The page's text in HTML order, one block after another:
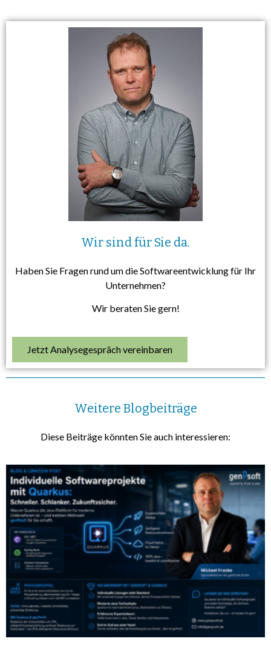
Wir sind für Sie da.
Haben Sie Fragen rund um die Softwareentwicklung für Ihr
Unternehmen?
Wir beraten Sie gern!
Jetzt Analysegespräch vereinbaren
Weitere Blogbeiträge
Diese Beiträge könnten Sie auch interessieren: